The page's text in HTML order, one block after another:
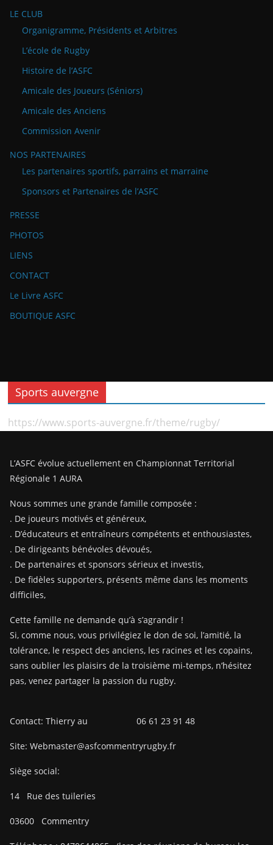
LE CLUB
Organigramme, Présidents et Arbitres
L’école de Rugby
Histoire de l’ASFC
Amicale des Joueurs (Séniors)
Amicale des Anciens
Commission Avenir
NOS PARTENAIRES
Les partenaires sportifs, parrains et marraine
Sponsors et Partenaires de l’ASFC
PRESSE
PHOTOS
LIENS
CONTACT
Le Livre ASFC
BOUTIQUE ASFC
Sports auvergne
https://www.sports-auvergne.fr/theme/rugby/
L’ASFC évolue actuellement en Championnat Territorial
Régionale 1 AURA
Nous sommes une grande famille composée :
. De joueurs motivés et généreux,
. D’éducateurs et entraîneurs compétents et enthousiastes,
. De dirigeants bénévoles dévoués,
. De partenaires et sponsors sérieux et investis,
. De fidèles supporters, présents même dans les moments
difficiles,
Cette famille ne demande qu’à s’agrandir !
Si, comme nous, vous privilégiez le don de soi, l’amitié, la
tolérance, le respect des anciens, les racines et les copains,
sans oublier les plaisirs de la troisième mi-temps, n’hésitez
pas, venez partager la passion du rugby.
Contact: Thierry au 06 61 23 91 48
Site: Webmaster@asfcommentryrugby.fr
Siège social:
14 Rue des tuileries
03600 Commentry